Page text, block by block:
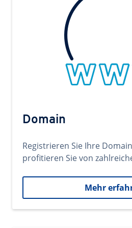
Domain
Registrieren Sie Ihre
profitieren Sie von
Mehr